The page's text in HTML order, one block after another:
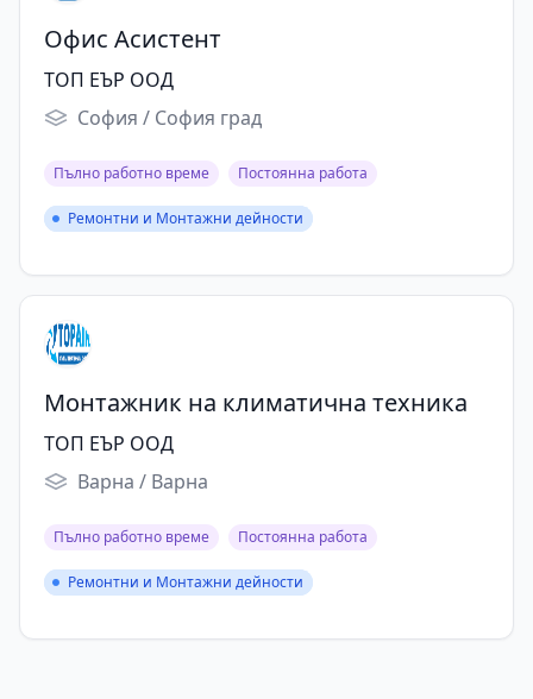
Офис Асистент
ТОП ЕЪР ООД
София / София град
Пълно работно време Постоянна работа
Ремонтни и Монтажни дейности
Ремонтни и Монтажни дейности
Монтажник на климатична техника
ТОП ЕЪР ООД
Варна / Варна
Пълно работно време Постоянна работа
Ремонтни и Монтажни дейности
Ремонтни и Монтажни дейности